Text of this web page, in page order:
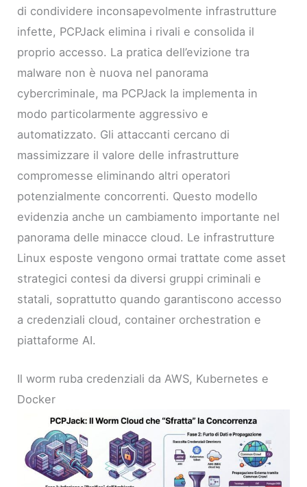
di condividere inconsapevolmente infrastrutture
infette, PCPJack elimina i rivali e consolida il
proprio accesso. La pratica dell’evizione tra
malware non è nuova nel panorama
cybercriminale, ma PCPJack la implementa in
modo particolarmente aggressivo e
automatizzato. Gli attaccanti cercano di
massimizzare il valore delle infrastrutture
compromesse eliminando altri operatori
potenzialmente concorrenti. Questo modello
evidenzia anche un cambiamento importante nel
panorama delle minacce cloud. Le infrastrutture
Linux esposte vengono ormai trattate come asset
strategici contesi da diversi gruppi criminali e
statali, soprattutto quando garantiscono accesso
a credenziali cloud, container orchestration e
piattaforme AI.
Il worm ruba credenziali da AWS, Kubernetes e
Docker